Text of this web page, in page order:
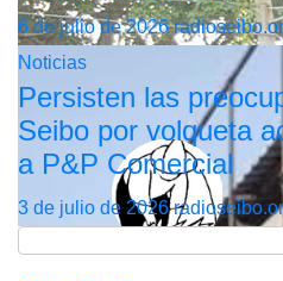
6 de julio de 2026
Noticias
Persisten las
Seibo por volqueta
a P&P Comercial
3 de julio de 2026